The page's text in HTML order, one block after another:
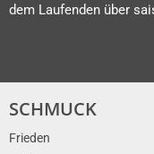
dem Laufenden über
SCHMUCK
Frieden